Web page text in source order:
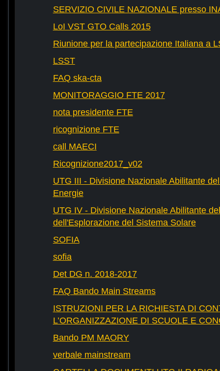
SERVIZIO CIVILE NAZIONALE presso
LoI VST GTO Calls 2015
Riunione per la partecipazione Italiana a
LSST
FAQ ska-cta
MONITORAGGIO FTE 2017
nota presidente FTE
ricognizione FTE
call MAECI
Ricognizione2017_v02
UTG III - Divisione Nazionale Abilitante
Energie
UTG IV - Divisione Nazionale Abilitante
dell'Esplorazione del Sistema Solare
SOFIA
sofia
Det DG n. 2018-2017
FAQ Bando Main Streams
ISTRUZIONI PER LA RICHIESTA DI
L’ORGANIZZAZIONE DI SCUOLE E
Bando PM MAORY
verbale mainstream